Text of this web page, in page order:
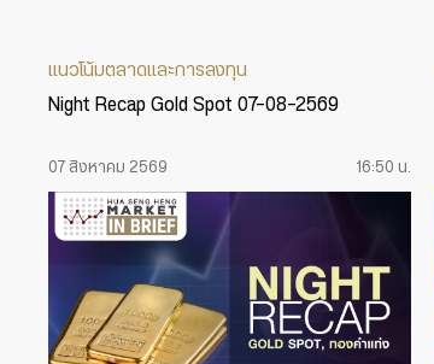
แนวโน้มตลาดและการลงทุน
Night Recap Gold Spot 07-08-2569
07 สิงหาคม 2569 16:50 น.